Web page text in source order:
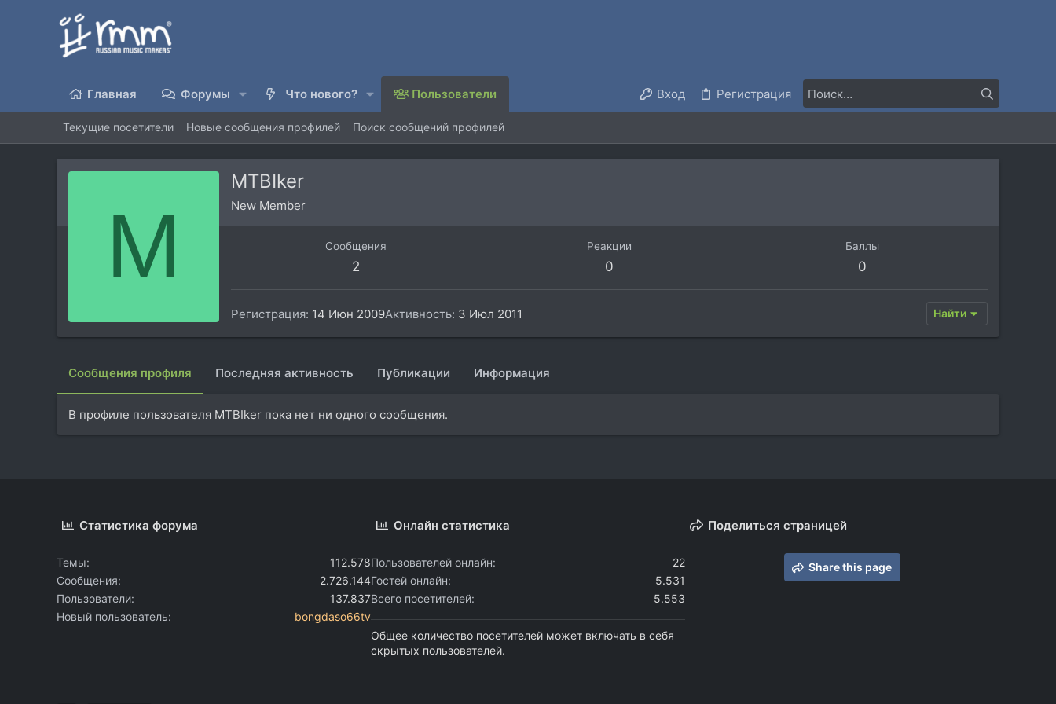
Главная Форумы Что нового? Пользователи Вход Регистрация
Текущие посетители Новые сообщения профилей Поиск сообщений профилей
M
MTBIker
New Member
Сообщения
2
Реакции
0
Баллы
0
Регистрация 14 Июн 2009Активность 3 Июл 2011 Найти
Сообщения профиля Последняя активность Публикации Информация
В профиле пользователя MTBIker пока нет ни одного сообщения.
Статистика форума
Темы
112.578
Сообщения
2.726.144
Пользователи
137.837
Новый пользователь
bongdaso66tv
Онлайн статистика
Пользователей онлайн
22
Гостей онлайн
5.531
Всего посетителей
5.553
Общее количество посетителей может включать в себя
скрытых пользователей.
Поделиться страницей
Share this page